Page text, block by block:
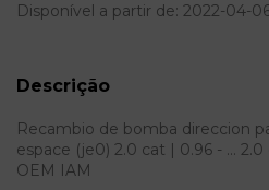
Disponível a partir de: 2022-04-
Descrição
Recambio de bomba direccion
espace (je0) 2.0 cat | 0.96 - ...
OEM IAM